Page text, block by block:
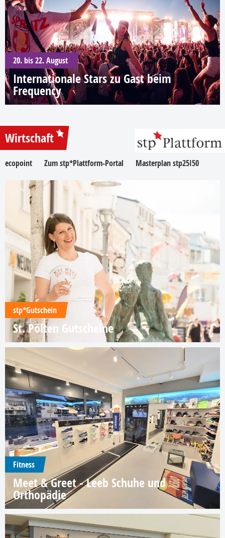
20. bis 22. August
Internationale Stars zu Gast beim
Frequency
Wirtschaft
ecopoint Zum stp*Plattform-Portal Masterplan stp25I50
stp*Gutschein
St. Pölten Gutscheine
Fitness
Meet & Greet - Leeb Schuhe und
Orthopädie